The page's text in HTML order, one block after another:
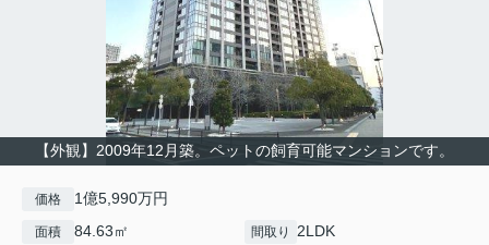
【外観】2009年12月築。ペットの飼育可能マンションです。
価格 1億5,990万円
面積 84.63㎡ 間取り 2LDK